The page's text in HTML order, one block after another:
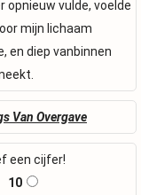
opnieuw vulde, voelde
mijn lichaam
en diep vanbinnen
Van Overgave
een cijfer!
10